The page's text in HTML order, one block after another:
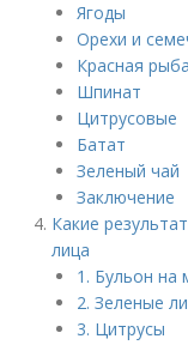
Ягоды
Орехи и
Красная рыба
Шпинат
Цитрусовые
Батат
Зеленый чай
Заключение
Какие
лица
1. Бульон на
2. Зеленые
3. Цитрусы